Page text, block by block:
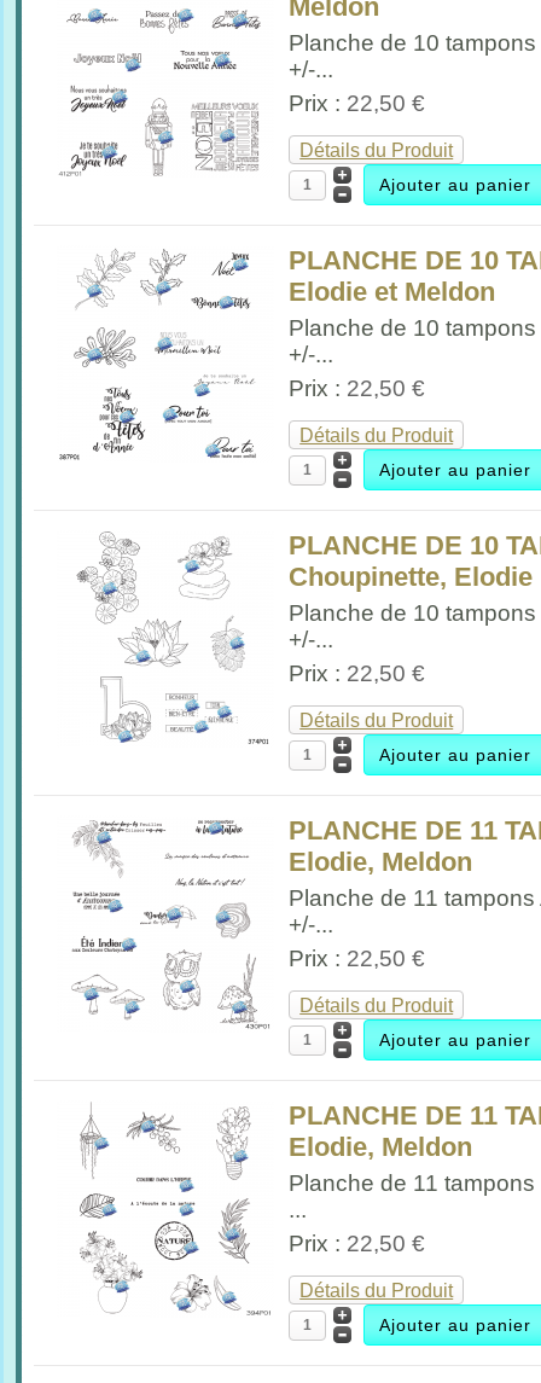
Meldon
Planche de 10
+/-...
Prix : 22,50 €
Détails du Produit
PLANCHE DE 10
Elodie et Meldon
Planche de 10
+/-...
Prix : 22,50 €
Détails du Produit
PLANCHE DE 10
Choupinette, Elodie
Planche de 10
+/-...
Prix : 22,50 €
Détails du Produit
PLANCHE DE 11
Elodie, Meldon
Planche de 11 tampons
+/-...
Prix : 22,50 €
Détails du Produit
PLANCHE DE 11
Elodie, Meldon
Planche de 11
...
Prix : 22,50 €
Détails du Produit